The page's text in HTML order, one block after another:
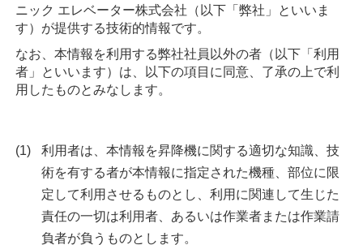
ニック エレベーター株式会社（以下「弊社」といいま
す）が提供する技術的情報です。
なお、本情報を利用する弊社社員以外の者（以下「利用
者」といいます）は、以下の項目に同意、了承の上で利
用したものとみなします。
利用者は、本情報を昇降機に関する適切な知識、技
術を有する者が本情報に指定された機種、部位に限
定して利用させるものとし、利用に関連して生じた
責任の一切は利用者、あるいは作業者または作業請
負者が負うものとします。